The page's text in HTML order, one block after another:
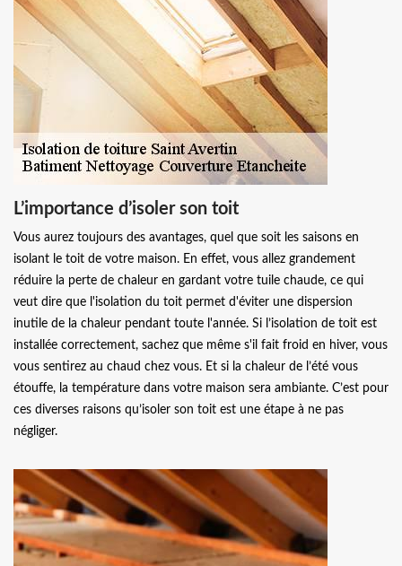
L’importance d’isoler son toit
Vous aurez toujours des avantages, quel que soit les saisons en
isolant le toit de votre maison. En effet, vous allez grandement
réduire la perte de chaleur en gardant votre tuile chaude, ce qui
veut dire que l'isolation du toit permet d'éviter une dispersion
inutile de la chaleur pendant toute l'année. Si l’isolation de toit est
installée correctement, sachez que même s'il fait froid en hiver, vous
vous sentirez au chaud chez vous. Et si la chaleur de l’été vous
étouffe, la température dans votre maison sera ambiante. C’est pour
ces diverses raisons qu’isoler son toit est une étape à ne pas
négliger.